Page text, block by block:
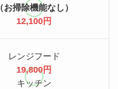
（お掃除機能なし）
12,100円
レンジフード
19,800円
キッチン